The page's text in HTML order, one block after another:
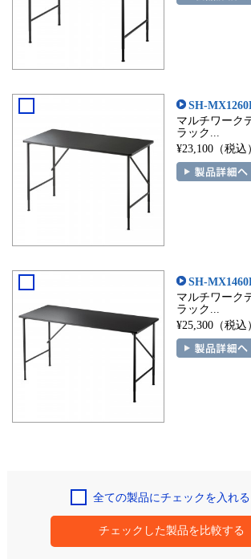
SH-
マルチワーク
ラック...
¥23,100（税込）
SH-
マルチワーク
ラック...
¥25,300（税込）
全ての製品にチェックを入れる
チェックした製品を比較する